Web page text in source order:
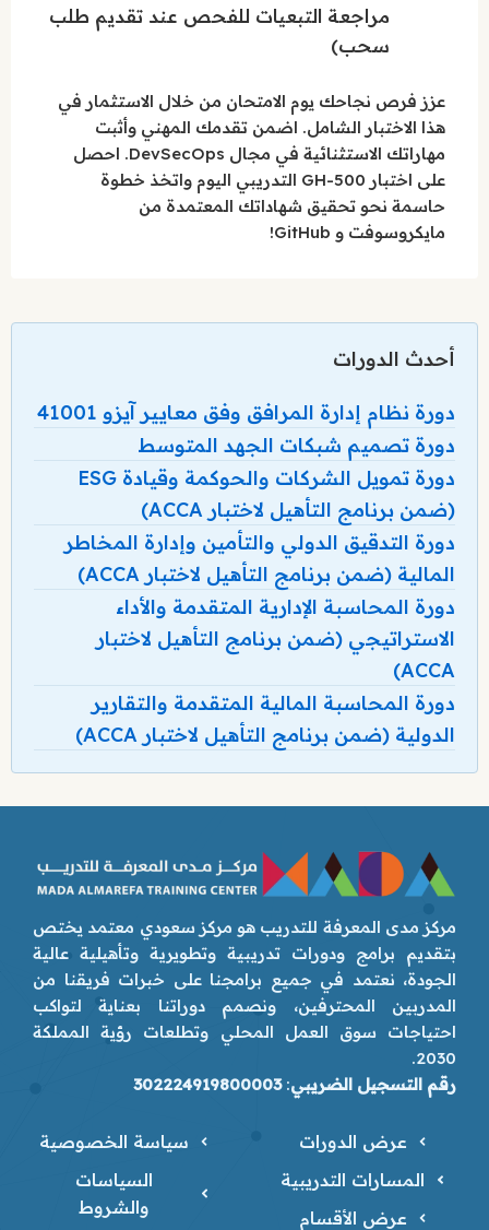
مراجعة التبعيات للفحص عند تقديم طلب
سحب)
عزز فرص نجاحك يوم الامتحان من خلال الاستثمار في
هذا الاختبار الشامل. اضمن تقدمك المهني وأثبت
مهاراتك الاستثنائية في مجال DevSecOps. احصل
على اختبار GH-500 التدريبي اليوم واتخذ خطوة
حاسمة نحو تحقيق شهاداتك المعتمدة من
مايكروسوفت و GitHub!
أحدث الدورات
دورة نظام إدارة المرافق وفق معايير آيزو 41001
دورة تصميم شبكات الجهد المتوسط
دورة تمويل الشركات والحوكمة وقيادة ESG
(ضمن برنامج التأهيل لاختبار ACCA)
دورة التدقيق الدولي والتأمين وإدارة المخاطر
المالية (ضمن برنامج التأهيل لاختبار ACCA)
دورة المحاسبة الإدارية المتقدمة والأداء
الاستراتيجي (ضمن برنامج التأهيل لاختبار
ACCA)
دورة المحاسبة المالية المتقدمة والتقارير
الدولية (ضمن برنامج التأهيل لاختبار ACCA)
مركز مدى المعرفة للتدريب هو مركز سعودي معتمد يختص
بتقديم برامج ودورات تدريبية وتطويرية وتأهيلية عالية
الجودة، نعتمد في جميع برامجنا على خبرات فريقنا من
المدربين المحترفين، ونصمم دوراتنا بعناية لتواكب
احتياجات سوق العمل المحلي وتطلعات رؤية المملكة
2030.
رقم التسجيل الضريبي:
302224919800003
عرض الدورات
المسارات التدريبية
عرض الأقسام
سياسة الخصوصية
السياسات
والشروط